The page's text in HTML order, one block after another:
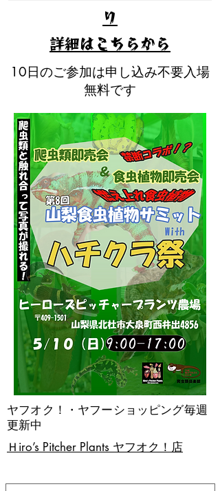
​Ｈiro’s Pitcher Plants ヤフオク！店
ヤフオク！・ヤフーショッピング毎週
更新中
10日のご参加は申し込み不要入場
無料です
り
​詳細はこちらから